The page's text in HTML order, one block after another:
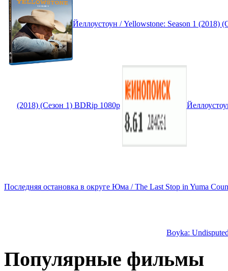
Йеллоустоун / Yellowstone: Season 1 (2018)
(2018) (Сезон 1) BDRip 1080p
Последняя остановка в округе Юма / The Last Stop in Yuma
Boyka:
Популярные фильмы